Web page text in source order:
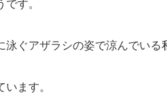
す。
ぐアザラシの姿で涼んでいる
ます。